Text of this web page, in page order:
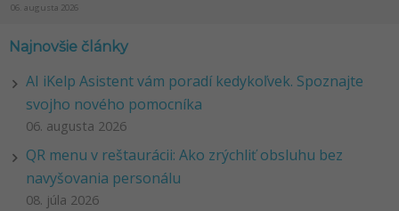
06. augusta 2026
Najnovšie články
AI iKelp Asistent vám poradí kedykoľvek. Spoznajte
svojho nového pomocníka
06. augusta 2026
QR menu v reštaurácii: Ako zrýchliť obsluhu bez
navyšovania personálu
08. júla 2026